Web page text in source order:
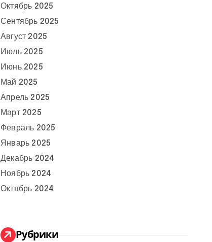
Октябрь 2025
Сентябрь 2025
Август 2025
Июль 2025
Июнь 2025
Май 2025
Апрель 2025
Март 2025
Февраль 2025
Январь 2025
Декабрь 2024
Ноябрь 2024
Октябрь 2024
Рубрики